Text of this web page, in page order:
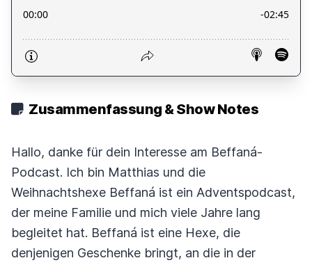
Zusammenfassung & Show Notes
Hallo, danke für dein Interesse am Beffaná-
Podcast. Ich bin Matthias und die
Weihnachtshexe Beffaná ist ein Adventspodcast,
der meine Familie und mich viele Jahre lang
begleitet hat. Beffaná ist eine Hexe, die
denjenigen Geschenke bringt, an die in der